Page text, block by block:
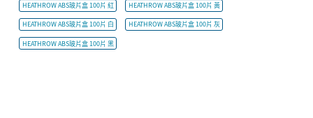
HEATHROW ABS玻片盒 100片 紅 HEATHROW ABS玻片盒 100片 黃
HEATHROW ABS玻片盒 100片 白 HEATHROW ABS玻片盒 100片 灰
HEATHROW ABS玻片盒 100片 黑